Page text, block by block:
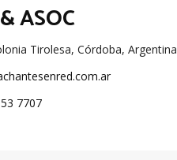
ASOC
Tirolesa, Córdoba, Argentina
7707